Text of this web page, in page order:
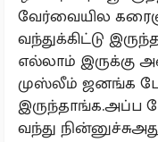
வேர்வையில
வந்துக்கிட்டு
எல்லாம் இருக்கு
முஸ்லீம் ஜனங்க
இருந்தாங்க.அப்ப
வந்து